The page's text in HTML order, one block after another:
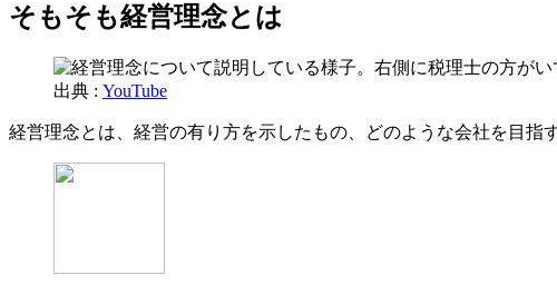
そもそも経営理念とは
出典 : YouTube
経営理念とは、経営の有り方を示したもの、どのような会社を目指